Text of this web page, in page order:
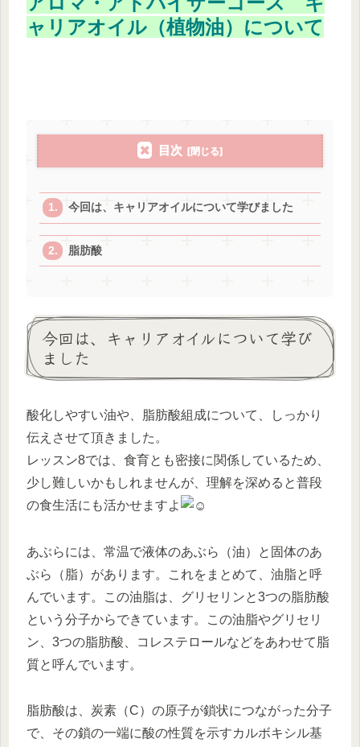
ャリアオイル（植物油）について
目次
今回は、キャリアオイルについて学びました
脂肪酸
今回は、キャリアオイルについて学び
ました
酸化しやすい油や、脂肪酸組成について、しっかり
伝えさせて頂きました。
レッスン8では、食育とも密接に関係しているため、
少し難しいかもしれませんが、理解を深めると普段
の食生活にも活かせますよ
あぶらには、常温で液体のあぶら（油）と固体のあ
ぶら（脂）があります。これをまとめて、油脂と呼
んでいます。この油脂は、グリセリンと3つの脂肪酸
という分子からできています。この油脂やグリセリ
ン、3つの脂肪酸、コレステロールなどをあわせて脂
質と呼んでいます。
脂肪酸は、炭素（C）の原子が鎖状につながった分子
で、その鎖の一端に酸の性質を示すカルボキシル基